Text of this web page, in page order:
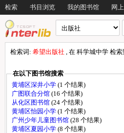
检索 书目浏览 我的图书馆 网
检索词: 希望出版社 , 在 科学城中学 检
在以下图书馆搜索
黄埔区深井小学 (1 个结果)
广图联合分馆 (16 个结果)
从化区图书馆 (24 个结果)
黄埔区怡园小学 (1 个结果)
广州少年儿童图书馆 (28 个结果)
黄埔区夏园小学 (8 个结果)